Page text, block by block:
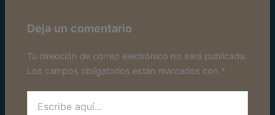
Deja un comentario
Tu dirección de correo electrónico no será publicada.
Los campos obligatorios están marcados con *
aquí...